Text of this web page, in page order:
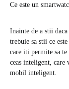
Ce este un
Inainte de a stii
trebuie sa stii ce
care iti permite sa te
ceas inteligent, care
mobil inteligent.